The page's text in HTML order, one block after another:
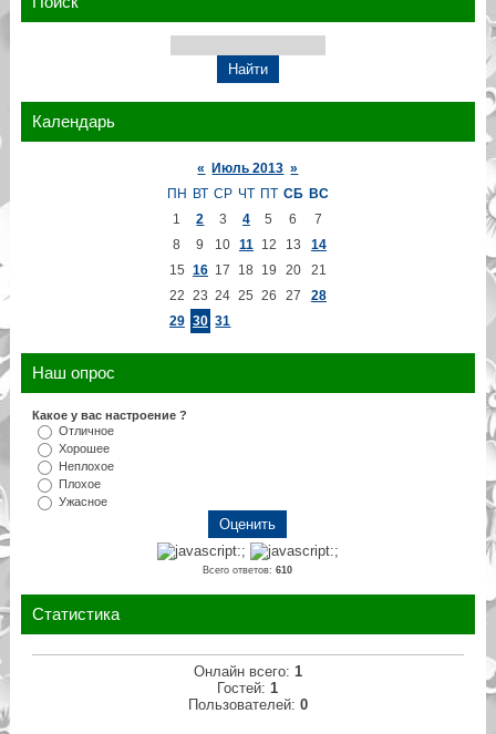
Календарь
« Июль 2013 »
ПН ВТ СР ЧТ ПТ СБ ВС
1
2 3 4 5 6
7
8
9 10 11 12 13
14
15 16 17 18 19 20
21
22 23 24 25 26 27
28
29 30 31
Наш опрос
Какое у вас настроение ?
Отличное
Хорошее
Неплохое
Плохое
Ужасное
Всего ответов:610
Статистика
Онлайн всего: 1
Гостей: 1
Пользователей: 0